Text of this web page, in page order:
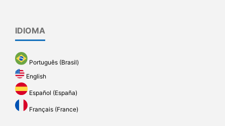
IDIOMA
Português (Brasil)
English
Español (España)
Français (France)